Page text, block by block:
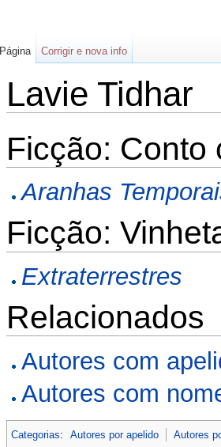
Lavie Tidhar
Ficção: Conto
Aranhas
Ficção:
Extraterrestres
Relacionados
Autores com
Autores com
Categorias: Autores por apelido
Autores
Página Corrigir e nova info